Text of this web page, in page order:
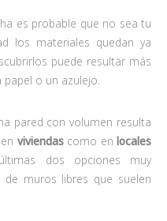
es probable que no sea tu
los materiales quedan ya
puede resultar más
o un azulejo.
pared con volumen resulta
viviendascomo enlocales
dos opciones muy
muros libres que suelen